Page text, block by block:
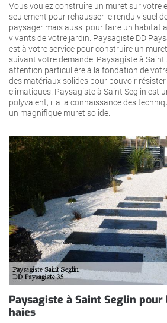
Vous voulez construire un muret sur votre
seulement pour rehausser le rendu visuel
paysager mais aussi pour faire un habitat
vivants de votre jardin. Paysagiste DD
est à votre service pour construire un
suivant votre demande. Paysagiste à Saint
attention particulière à la fondation de
des matériaux solides pour pouvoir
climatiques. Paysagiste à Saint Seglin est
polyvalent, il a la connaissance des
un magnifique muret solide.
Paysagiste à Saint Seglin
haies